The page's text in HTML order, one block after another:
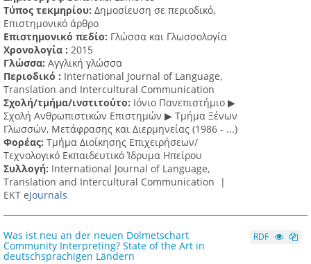
Τύπος τεκμηρίου: Δημοσίευση σε περιοδικό,
Επιστημονικό άρθρο
Επιστημονικό πεδίο: Γλώσσα και Γλωσσολογία
Χρονολογία : 2015
Γλώσσα: Αγγλική γλώσσα
Περιοδικό : International Journal of Language,
Translation and Intercultural Communication
Σχολή/τμήμα/ινστιτούτο: Ιόνιο Πανεπιστήμιο ▶
Σχολή Ανθρωπιστικών Επιστημών ▶ Tμήμα Ξένων
Γλωσσών, Mετάφρασης και Διερμηνείας (1986 - ...)
Φορέας: Τμήμα Διοίκησης Επιχειρήσεων/
Τεχνολογικό Εκπαιδευτικό Ίδρυμα Ηπείρου
Συλλογή: International Journal of Language,
Translation and Intercultural Communication |
ΕΚΤ eJournals
Was ist neu an der neuen Dolmetschart
Community Interpreting? State of the Art in
deutschsprachigen Ländern
RDF